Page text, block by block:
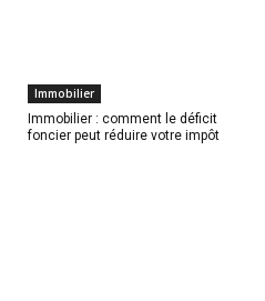
Immobilier
Immobilier : comment le déficit
foncier peut réduire votre impôt